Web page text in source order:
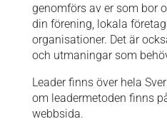
genomförs av er som bor
din förening, lokala
organisationer. Det är
och utmaningar som
Leader finns över hela
om leadermetoden finns
webbsida.